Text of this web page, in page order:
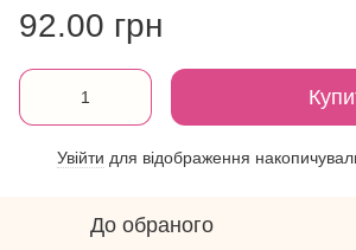
92.00 грн
Увійти для відображення
До обраного